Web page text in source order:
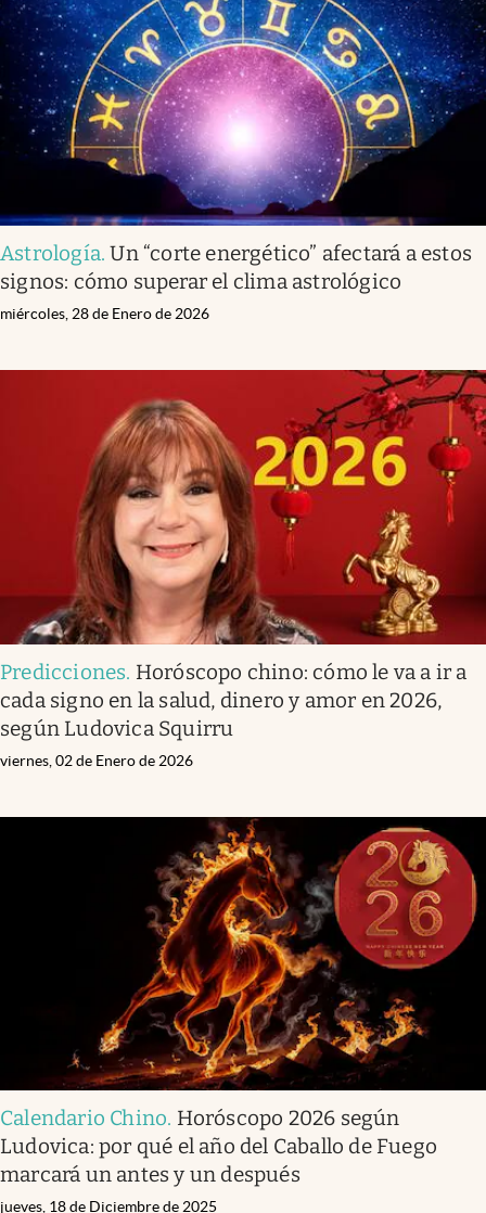
Astrología.Un “corte energético” afectará a estos
signos: cómo superar el clima astrológico
miércoles, 28 de Enero de 2026
Predicciones. Horóscopo chino: cómo le va a ir a
cada signo en la salud, dinero y amor en 2026,
según Ludovica Squirru
viernes, 02 de Enero de 2026
Calendario Chino. Horóscopo 2026 según
Ludovica: por qué el año del Caballo de Fuego
marcará un antes y un después
jueves, 18 de Diciembre de 2025